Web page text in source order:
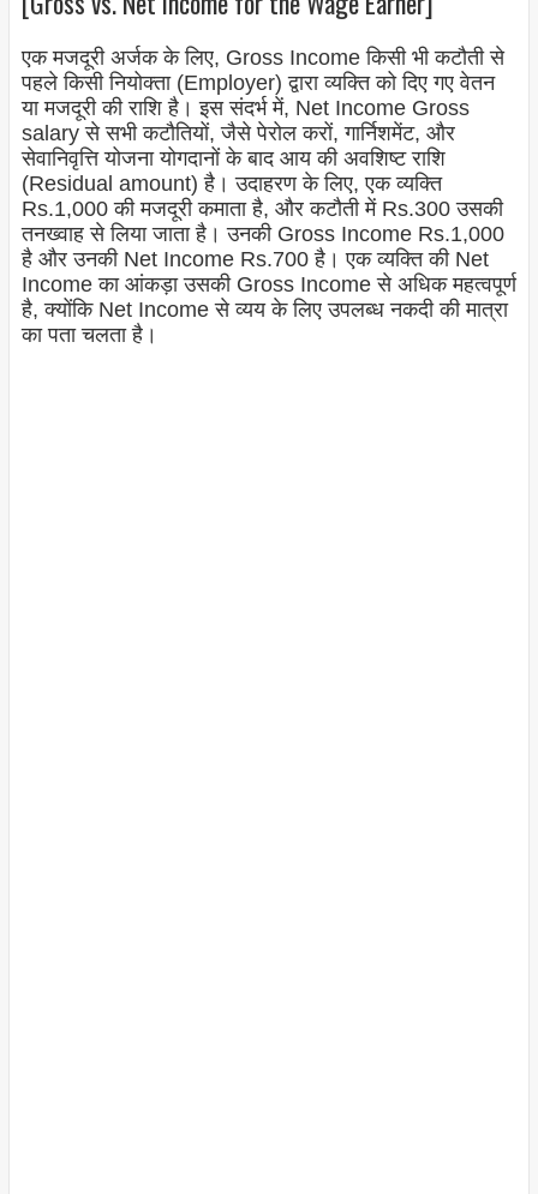
एक मजदूरी अर्जक के लिए, Gross Income किसी भी कटौती से
पहले किसी नियोक्ता (Employer) द्वारा व्यक्ति को दिए गए वेतन
या मजदूरी की राशि है। इस संदर्भ में, Net Income Gross
salary से सभी कटौतियों, जैसे पेरोल करों, गार्निशमेंट, और
सेवानिवृत्ति योजना योगदानों के बाद आय की अवशिष्ट राशि
(Residual amount) है। उदाहरण के लिए, एक व्यक्ति
Rs.1,000 की मजदूरी कमाता है, और कटौती में Rs.300 उसकी
तनख्वाह से लिया जाता है। उनकी Gross Income Rs.1,000
है और उनकी Net Income Rs.700 है। एक व्यक्ति की Net
Income का आंकड़ा उसकी Gross Income से अधिक महत्वपूर्ण
है, क्योंकि Net Income से व्यय के लिए उपलब्ध नकदी की मात्रा
का पता चलता है।